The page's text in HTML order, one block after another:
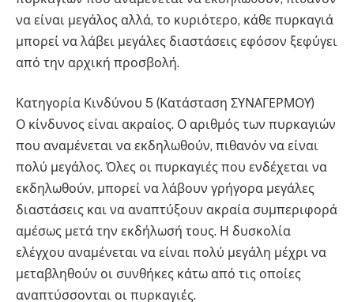
να είναι μεγάλος αλλά, το κυριότερο, κάθε πυρκαγιά
μπορεί να λάβει μεγάλες διαστάσεις εφόσον ξεφύγει
από την αρχική προσβολή.
Κατηγορία Κινδύνου 5 (Κατάσταση ΣΥΝΑΓΕΡΜΟΥ)
Ο κίνδυνος είναι ακραίος. Ο αριθμός των πυρκαγιών
που αναμένεται να εκδηλωθούν, πιθανόν να είναι
πολύ μεγάλος. Όλες οι πυρκαγιές που ενδέχεται να
εκδηλωθούν, μπορεί να λάβουν γρήγορα μεγάλες
διαστάσεις και να αναπτύξουν ακραία συμπεριφορά
αμέσως μετά την εκδήλωσή τους. Η δυσκολία
ελέγχου αναμένεται να είναι πολύ μεγάλη μέχρι να
μεταβληθούν οι συνθήκες κάτω από τις οποίες
αναπτύσσονται οι πυρκαγιές.